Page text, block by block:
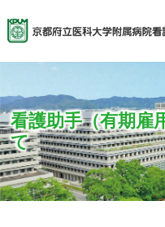
看護助手（有期雇
て